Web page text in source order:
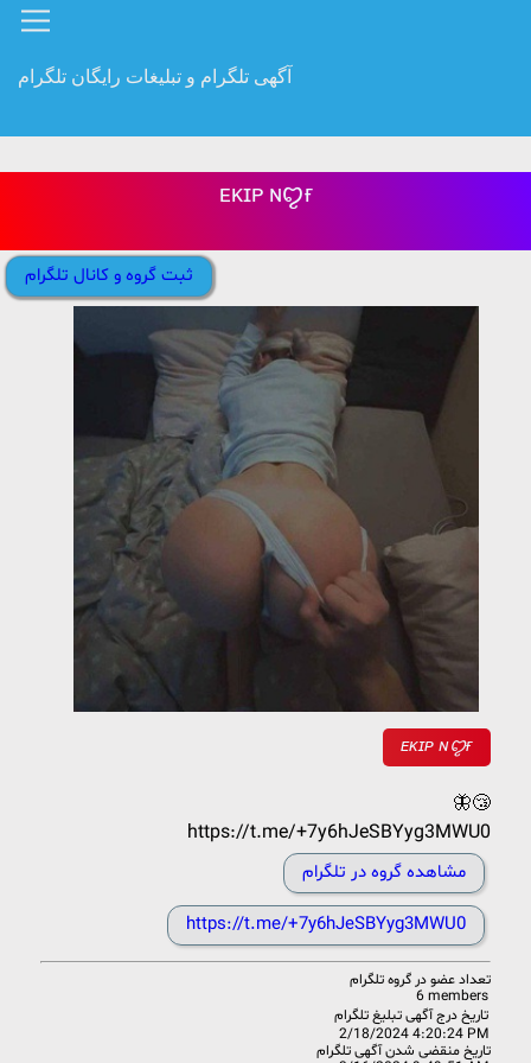
آگهی تلگرام و تبلیغات رایگان تلگرام
ᴇᴋɪᴘ ɴꨄ︎ғ
ثبت گروه و کانال تلگرام
ᴇᴋɪᴘ ɴꨄ︎ғ
🦋😴
https://t.me/+7y6hJeSBYyg3MWU0
مشاهده گروه در تلگرام
https://t.me/+7y6hJeSBYyg3MWU0
تعداد عضو در گروه تلگرام
6 members
تاریخ درج آگهی تبلیغ تلگرام
2/18/2024 4:20:24 PM
تاریخ منقضی شدن آگهی تلگرام